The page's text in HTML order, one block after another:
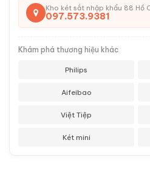
Kho két sắt nhập khẩu 88 Hồ
097.573.9381
Khám phá thương hiệu khác
Philips
Aifeibao
Việt Tiệp
Két mini